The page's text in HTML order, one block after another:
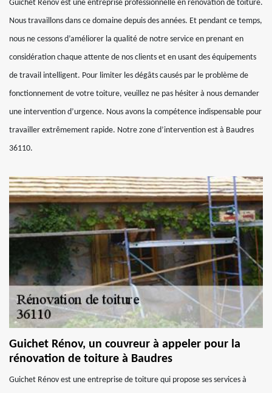
Guichet Rénov est une entreprise professionnelle en rénovation de toiture.
Nous travaillons dans ce domaine depuis des années. Et pendant ce temps,
nous ne cessons d’améliorer la qualité de notre service en prenant en
considération chaque attente de nos clients et en usant des équipements
de travail intelligent. Pour limiter les dégâts causés par le problème de
fonctionnement de votre toiture, veuillez ne pas hésiter à nous demander
une intervention d’urgence. Nous avons la compétence indispensable pour
travailler extrêmement rapide. Notre zone d’intervention est à Baudres
36110.
Guichet Rénov, un couvreur à appeler pour la
rénovation de toiture à Baudres
Guichet Rénov est une entreprise de toiture qui propose ses services à